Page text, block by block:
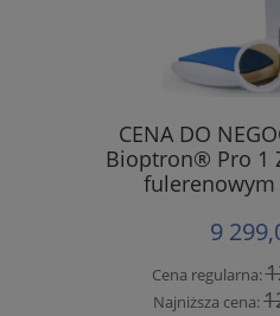
CENA DO
Bioptron® Pro 1
9
Cena regularna:
Najniższa cena: